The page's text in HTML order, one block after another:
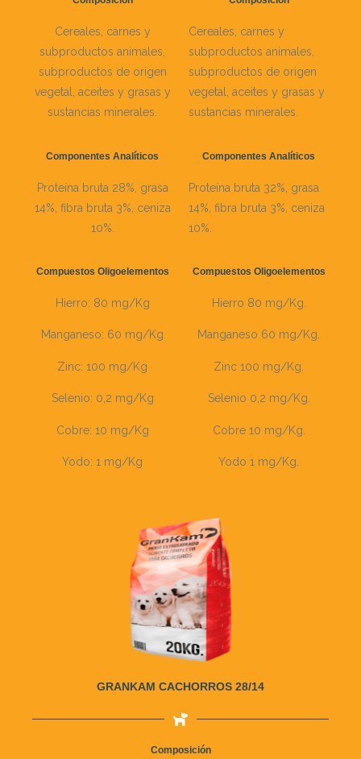
Cereales, carnes y
subproductos animales,
subproductos de origen
vegetal, aceites y grasas y
sustancias minerales.
Cereales, carnes y
subproductos animales,
subproductos de origen
vegetal, aceites y grasas y
sustancias minerales.
Componentes Analíticos Componentes Analíticos
Proteína bruta 28%, grasa
14%, fibra bruta 3%, ceniza
10%.
Proteína bruta 32%, grasa
14%, fibra bruta 3%, ceniza
10%.
Compuestos Oligoelementos Compuestos Oligoelementos
Hierro: 80 mg/Kg
Manganeso: 60 mg/Kg
Zinc: 100 mg/Kg
Selenio: 0,2 mg/Kg
Cobre: 10 mg/Kg
Yodo: 1 mg/Kg
Hierro 80 mg/Kg.
Manganeso 60 mg/Kg.
Zinc 100 mg/Kg.
Selenio 0,2 mg/Kg.
Cobre 10 mg/Kg.
Yodo 1 mg/Kg.
GRANKAM CACHORROS 28/14
Composición